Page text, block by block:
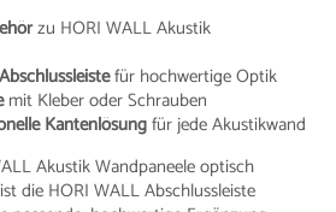
zu HORI WALL Akustik
für hochwertige Optik
mit Kleber oder Schrauben
Kantenlösungfür jede Akustikwand
Akustik Wandpaneele optisch
die HORI WALL Abschlussleiste